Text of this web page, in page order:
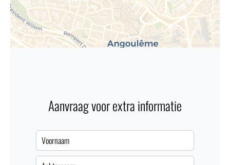
Aanvraag voor extra informatie